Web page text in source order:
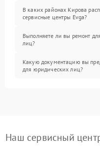
В каких районах Кирова
сервисные центры Evga?
Выполняете ли вы ремонт
лиц?
Какую документацию вы
для юридических лиц?
Наш сервисный